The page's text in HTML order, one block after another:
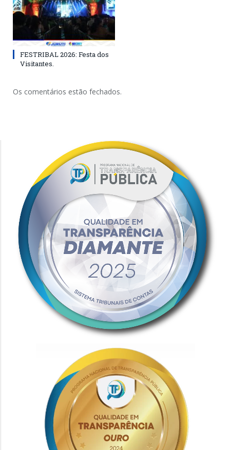
FESTRIBAL 2026: Festa dos
Visitantes.
Os comentários estão fechados.